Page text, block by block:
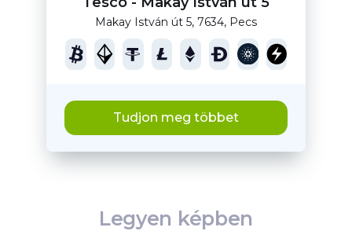
Makay István út 5, 7634, Pecs
Tudjon meg többet
Legyen képben